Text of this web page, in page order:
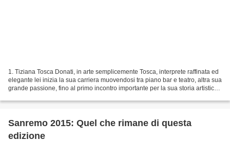
1. Tiziana Tosca Donati, in arte semplicemente Tosca, interprete raffinata ed
elegante lei inizia la sua carriera muovendosi tra piano bar e teatro, altra sua
grande passione, fino al primo incontro importante per la sua storia artistica:
Sanremo 2015: Quel che rimane di questa
edizione